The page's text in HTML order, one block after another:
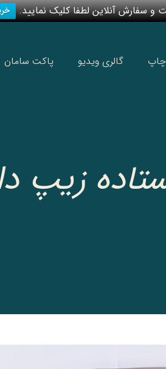
سفارش آنلاین لطفا کلیک نمایید.
گالری ویدیو پاکت سامان
زیپ